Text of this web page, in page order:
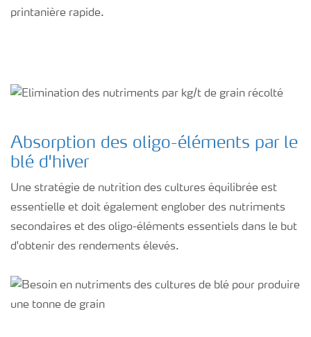
printanière rapide.
Absorption des oligo-éléments par le
blé d'hiver
Une stratégie de nutrition des cultures équilibrée est
essentielle et doit également englober des nutriments
secondaires et des oligo-éléments essentiels dans le but
d'obtenir des rendements élevés.